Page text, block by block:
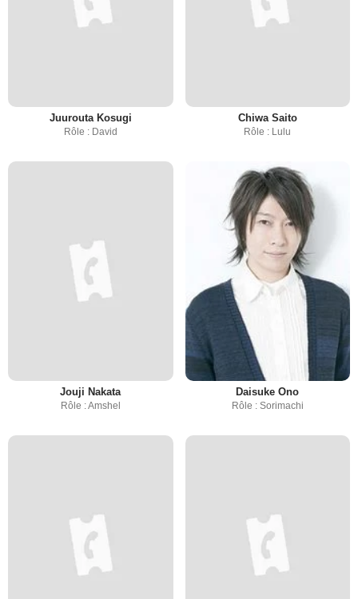
Juurouta Kosugi
Rôle : David
Chiwa Saito
Rôle : Lulu
Jouji Nakata
Rôle : Amshel
Daisuke Ono
Rôle : Sorimachi